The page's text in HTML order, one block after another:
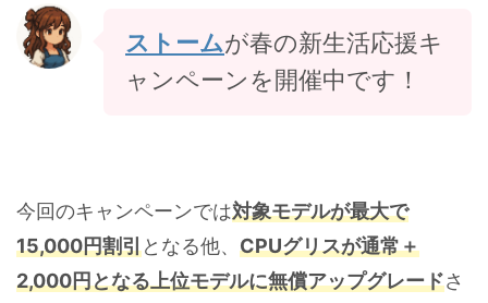
ストームが春の新生活応援キ
ャンペーンを開催中です！
今回のキャンペーンでは対象モデルが最大で
15,000円割引となる他、 CPUグリスが通常＋
2,000円となる上位モデルに無償アップグレードさ